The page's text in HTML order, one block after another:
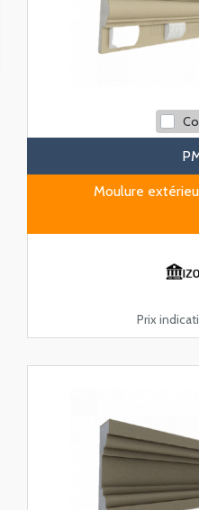
Moulure
Prix